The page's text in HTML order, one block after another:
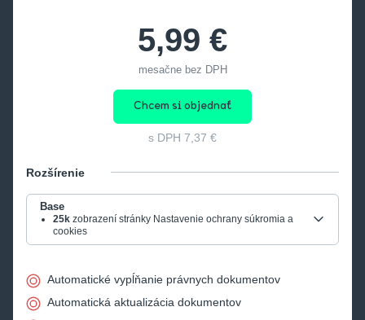
5,99 €
mesačne bez DPH
Chcem si objednať
s DPH 7,37 €
Rozšírenie
Base
25k zobrazení stránky Nastavenie ochrany súkromia a
cookies
Automatické vypĺňanie právnych dokumentov
Automatická aktualizácia dokumentov